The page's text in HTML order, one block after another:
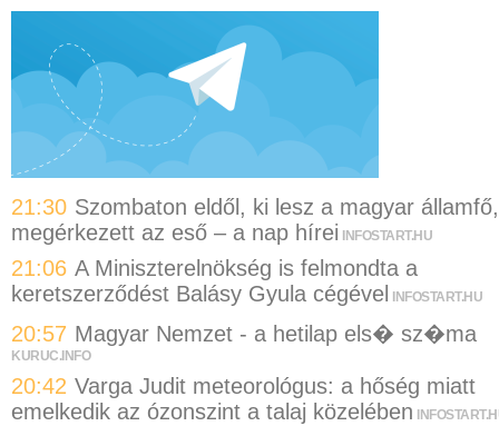
21:30 Szombaton eldől, ki lesz a magyar államfő,
megérkezett az eső – a nap hírei INFOSTART.HU
21:06 A Miniszterelnökség is felmondta a
keretszerződést Balásy Gyula cégével
INFOSTART.HU
20:57 Magyar Nemzet - a hetilap els� sz�ma
KURUC.INFO
20:42 Varga Judit meteorológus: a hőség miatt
emelkedik az ózonszint a talaj közelében